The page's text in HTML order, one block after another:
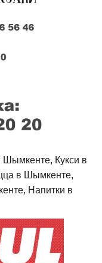
Кукси в
в Шымкенте,
Напитки в